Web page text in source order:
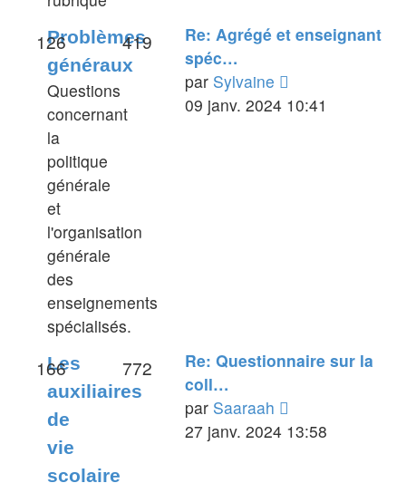
Problèmes
généraux
Questions
concernant
la
politique
générale
et
l'organisation
générale
des
enseignements
spécialisés.
126 419
Re: Agrégé et enseignant
spéc…
par Sylvaine
le
09 janv. 2024 10:41
Les
auxiliaires
de
vie
scolaire
166 772
Re: Questionnaire sur la
coll…
par Saaraah
le
27 janv. 2024 13:58